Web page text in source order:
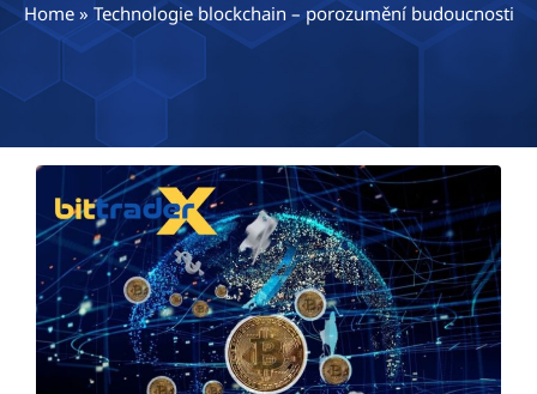
Home» Technologie blockchain – porozumění budoucnosti